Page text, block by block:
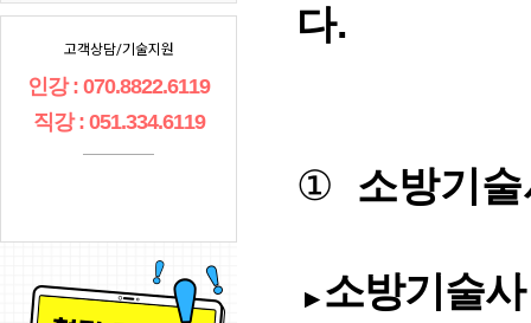
고객상담/기술지원
인강 : 070.8822.6119
직강 : 051.334.6119
다.
① 소방기
▶ 소방기술